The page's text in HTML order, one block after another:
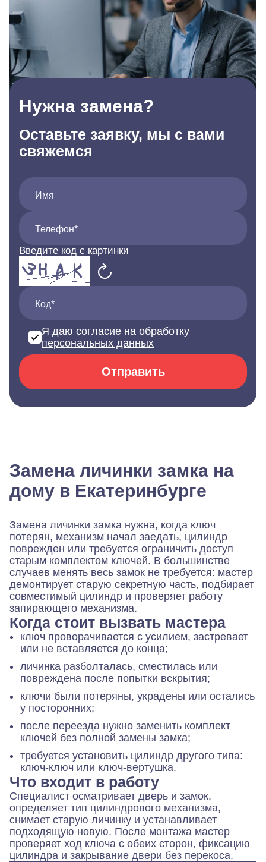
Нужна замена?
Оставьте заявку, мы с вами
свяжемся
Имя
Телефон*
Введите код с картинки
Код*
Я даю согласие на обработку
персональных данных
Отправить
Замена личинки замка на
дому в Екатеринбурге
Замена личинки замка нужна, когда ключ
потерян, механизм начал заедать, цилиндр
поврежден или требуется ограничить доступ
старым комплектом ключей. В большинстве
случаев менять весь замок не требуется: мастер
демонтирует старую секретную часть, подбирает
совместимый цилиндр и проверяет работу
запирающего механизма.
Когда стоит вызвать мастера
ключ проворачивается с усилием, застревает
или не вставляется до конца;
личинка разболталась, сместилась или
повреждена после попытки вскрытия;
ключи были потеряны, украдены или остались
у посторонних;
после переезда нужно заменить комплект
ключей без полной замены замка;
требуется установить цилиндр другого типа:
ключ-ключ или ключ-вертушка.
Что входит в работу
Специалист осматривает дверь и замок,
определяет тип цилиндрового механизма,
снимает старую личинку и устанавливает
подходящую новую. После монтажа мастер
проверяет ход ключа с обеих сторон, фиксацию
цилиндра и закрывание двери без перекоса.